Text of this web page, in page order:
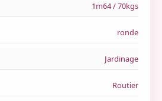
1m64 / 70kgs
ronde
Jardinage
Routier